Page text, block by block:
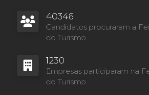
40346
Candidatos procuraram a
do Turismo
1230
Empresas participaram na
do Turismo